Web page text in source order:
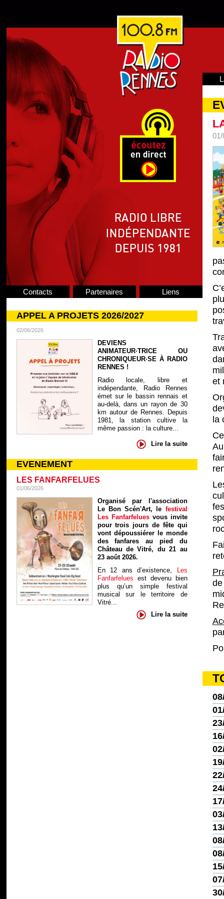
Contacts Partenaires Liens
APPEL A PROJETS 2026/2027
02/06/2026
DEVIENS
ANIMATEUR·TRICE OU
CHRONIQUEUR·SE À RADIO
RENNES !
Radio locale, libre et
indépendante, Radio Rennes
émet sur le bassin rennais et
au-delà, dans un rayon de 30
km autour de Rennes. Depuis
1981, la station cultive la
même passion : la culture...
Lire la suite
EVENEMENT
LES FANFARFELUES
01/06/2026
Organisé par l'association
Le Bon Scén'Art, le festival
Les Fanfarfelues vous invite
pour trois jours de fête qui
vont dépoussiérer le monde
des fanfares au pied du
Château de Vitré, du 21 au
23 août 2026.
En 12 ans d’existence, Les
Fanfarfelues est devenu bien
plus qu’un simple festival
musical sur le territoire de
Vitré...
Lire la suite
01/
et
la